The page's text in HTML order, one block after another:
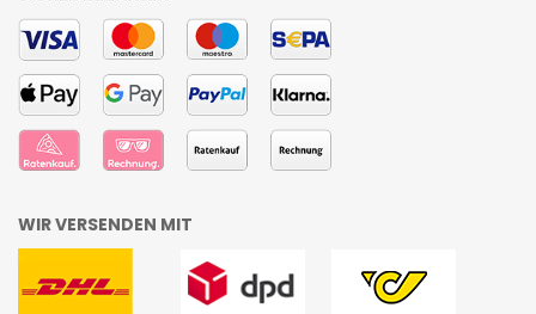
WIR VERSENDEN MIT